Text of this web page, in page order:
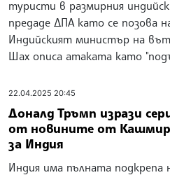
туристи в размирния
предаде ДПА като се позова
Индийският министър на
Шах описа атаката като
22.04.2025 20:45
Доналд Тръмп изрази
от новините от
за Индия
Индия има пълната подкрепа